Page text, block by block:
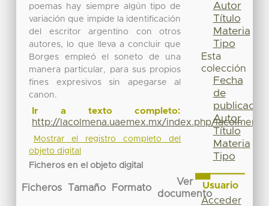
poemas hay siempre algún tipo de
variación que impide la identificación
del escritor argentino con otros
autores, lo que lleva a concluir que
Borges empleó el soneto de una
manera particular, para sus propios
fines expresivos sin apegarse al
canon.
Ir a texto completo:
http://lacolmena.uaemex.mx/index.php/
Mostrar el registro completo del
objeto digital
Ficheros en el objeto digital
Ficheros Tamaño Formato
Ver
documento
Autor
Título
Materia
Tipo
Esta
colección
Fecha
de
publicación
Autor
Título
Materia
Tipo
Usuario
Acceder